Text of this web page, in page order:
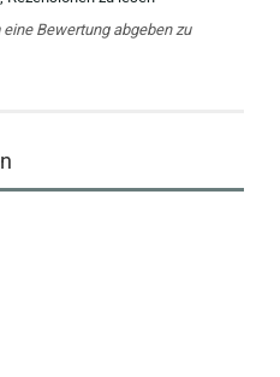
Bewertung abgeben zu